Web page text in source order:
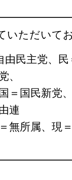
いただいて
民主党、民
、
＝国民新党
連
無所属、現